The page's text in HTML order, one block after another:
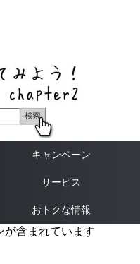
キャンペーン
サービス
おトクな情報
が含まれています